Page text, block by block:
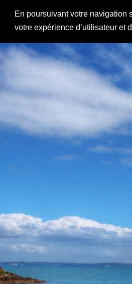
En poursuivant votre navigation
votre expérience d’utilisateur et